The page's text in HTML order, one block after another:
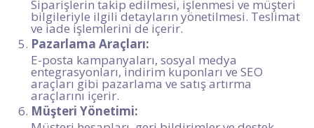
Siparişlerin takip edilmesi, işlenmesi ve müşteri
bilgileriyle ilgili detayların yönetilmesi. Teslimat
ve iade işlemlerini de içerir.
Pazarlama Araçları:
E-posta kampanyaları, sosyal medya
entegrasyonları, indirim kuponları ve SEO
araçları gibi pazarlama ve satış artırma
araçlarını içerir.
Müşteri Yönetimi: